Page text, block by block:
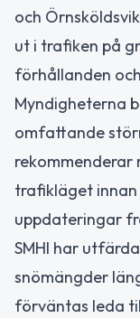
och
ut i trafiken på
förhållanden
Myndigheterna
omfattande
rekommenderar
trafikläget
uppdateringar
SMHI har
snömängder
förväntas leda